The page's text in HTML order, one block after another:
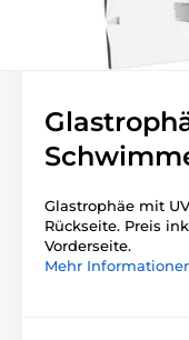
Glastrophäe mit
Rückseite. Preis
Vorderseite.
Mehr